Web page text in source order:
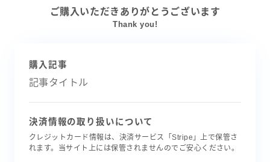
ご購入いただきありがとうございます
Thank you!
購入記事
記事タイトル
決済情報の取り扱いについて
クレジットカード情報は、決済サービス「Stripe」上で保管さ
れます。当サイト上には保管されませんのでご安心ください。